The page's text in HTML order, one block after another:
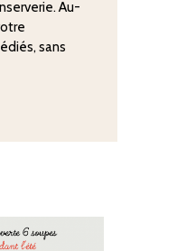
Au-
sans